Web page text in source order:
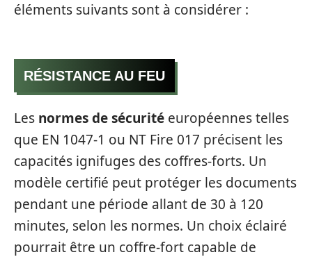
éléments suivants sont à considérer :
RÉSISTANCE AU FEU
Les normes de sécurité européennes telles
que EN 1047-1 ou NT Fire 017 précisent les
capacités ignifuges des coffres-forts. Un
modèle certifié peut protéger les documents
pendant une période allant de 30 à 120
minutes, selon les normes. Un choix éclairé
pourrait être un coffre-fort capable de